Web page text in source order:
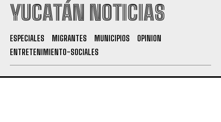
YUCATÁN NOTICIAS
ESPECIALES MIGRANTES MUNICIPIOS
OPINION
ENTRETENIMIENTO-SOCIALES